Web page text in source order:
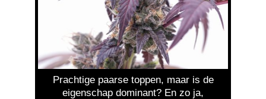
Prachtige paarse toppen, maar is de
eigenschap dominant? En zo ja,